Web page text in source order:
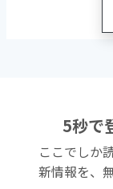
5秒で
ここでしか
新情報を、